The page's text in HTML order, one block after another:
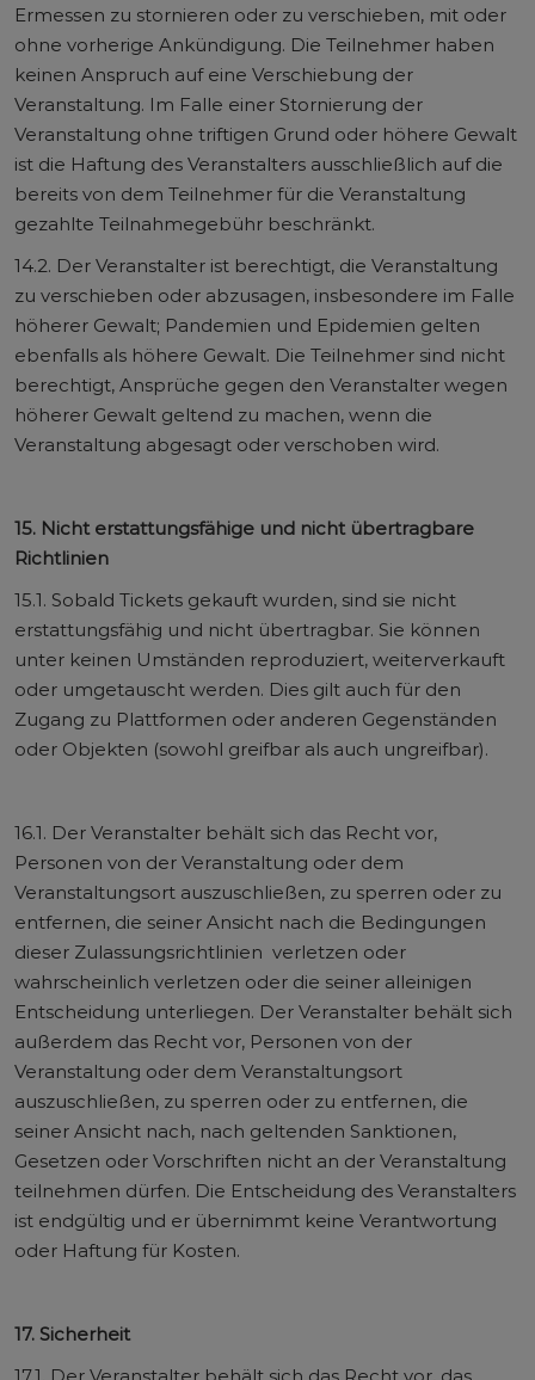
Ermessen zu stornieren oder zu verschieben, mit oder
ohne vorherige Ankündigung. Die Teilnehmer haben
keinen Anspruch auf eine Verschiebung der
Veranstaltung. Im Falle einer Stornierung der
Veranstaltung ohne triftigen Grund oder höhere Gewalt
ist die Haftung des Veranstalters ausschließlich auf die
bereits von dem Teilnehmer für die Veranstaltung
gezahlte Teilnahmegebühr beschränkt.
14.2. Der Veranstalter ist berechtigt, die Veranstaltung
zu verschieben oder abzusagen, insbesondere im Falle
höherer Gewalt; Pandemien und Epidemien gelten
ebenfalls als höhere Gewalt. Die Teilnehmer sind nicht
berechtigt, Ansprüche gegen den Veranstalter wegen
höherer Gewalt geltend zu machen, wenn die
Veranstaltung abgesagt oder verschoben wird.
15. Nicht erstattungsfähige und nicht übertragbare
Richtlinien
15.1. Sobald Tickets gekauft wurden, sind sie nicht
erstattungsfähig und nicht übertragbar. Sie können
unter keinen Umständen reproduziert, weiterverkauft
oder umgetauscht werden. Dies gilt auch für den
Zugang zu Plattformen oder anderen Gegenständen
oder Objekten (sowohl greifbar als auch ungreifbar).
16.1. Der Veranstalter behält sich das Recht vor,
Personen von der Veranstaltung oder dem
Veranstaltungsort auszuschließen, zu sperren oder zu
entfernen, die seiner Ansicht nach die Bedingungen
dieser Zulassungsrichtlinien verletzen oder
wahrscheinlich verletzen oder die seiner alleinigen
Entscheidung unterliegen. Der Veranstalter behält sich
außerdem das Recht vor, Personen von der
Veranstaltung oder dem Veranstaltungsort
auszuschließen, zu sperren oder zu entfernen, die
seiner Ansicht nach, nach geltenden Sanktionen,
Gesetzen oder Vorschriften nicht an der Veranstaltung
teilnehmen dürfen. Die Entscheidung des Veranstalters
ist endgültig und er übernimmt keine Verantwortung
oder Haftung für Kosten.
17. Sicherheit